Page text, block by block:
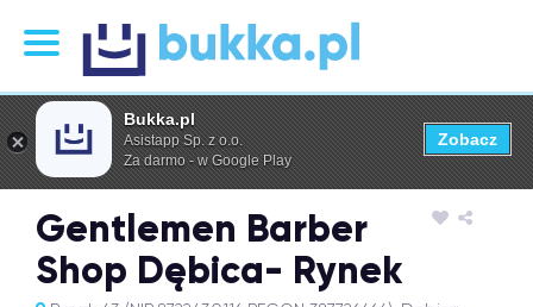
Gentlemen Barber
Shop Dębica- Rynek
Bukka.pl
Asistapp Sp. z o.o.
Za darmo - w Google Play
Zobacz